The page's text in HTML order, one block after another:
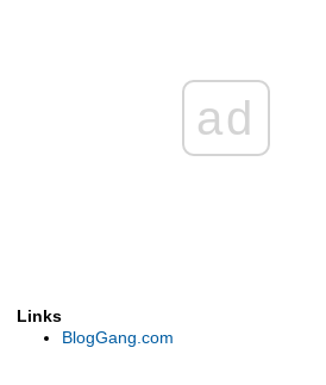
รองเท้านารี ขาวสตูล
รองเท้านารี ดอกเตอร์ แจค
รองเท้านารี เหลืองตรัง
ad
Links
BlogGang.com